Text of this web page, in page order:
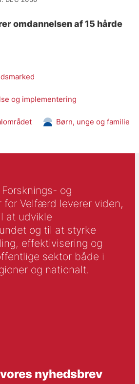
omdannelsen af 15 hårde
og implementering
Børn, unge og familie
og
for Velfærd leverer viden,
at udvikle
og til at styrke
effektivisering og
sektor både i
og nationalt.
nyhedsbrev